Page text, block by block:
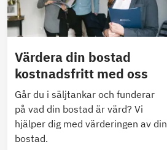
Värdera din bostad
kostnadsfritt med oss
Går du i säljtankar och funderar
på vad din bostad är värd? Vi
hjälper dig med värderingen av din
bostad.